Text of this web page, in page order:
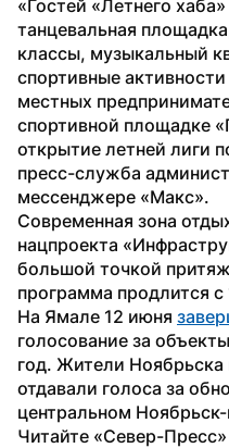
«Гостей «Летнего
танцевальная
классы, музыкальный
спортивные
местных
спортивной площадке
открытие летней лиги
пресс-служба
мессенджере «Макс».
Современная зона
нацпроекта
большой точкой
программа продлится
На Ямале 12 июня
голосование за
год. Жители Ноябрьска
отдавали голоса за
центральном
Читайте «Север-